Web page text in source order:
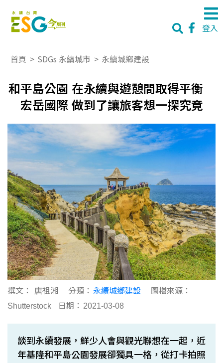
登入
首頁 > SDGs 永續城市 > 永續城鄉建設
和平島公園 在永續與遊憩間取得平衡
宏岳國際 做到了讓旅客想一探究竟
撰文： 唐祖湘 分類： 永續城鄉建設
圖檔來源：
Shutterstock
日期： 2021-03-08
談到永續發展，鮮少人會與觀光聯想在一起，近
年基隆和平島公園發展卻獨具一格，從打卡拍照